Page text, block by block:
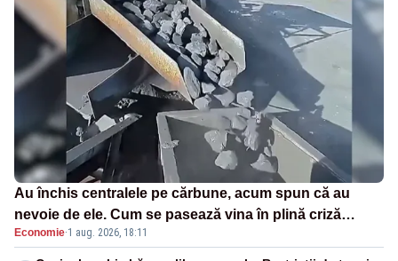
Au închis centralele pe cărbune, acum spun că au
nevoie de ele. Cum se pasează vina în plină criză
energetică
Economie·1 aug. 2026, 18:11